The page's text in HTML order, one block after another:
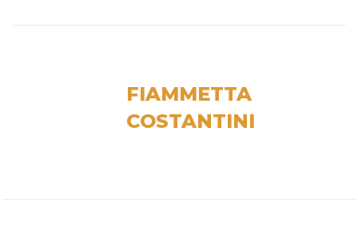
FIAMMETTA
COSTANTINI